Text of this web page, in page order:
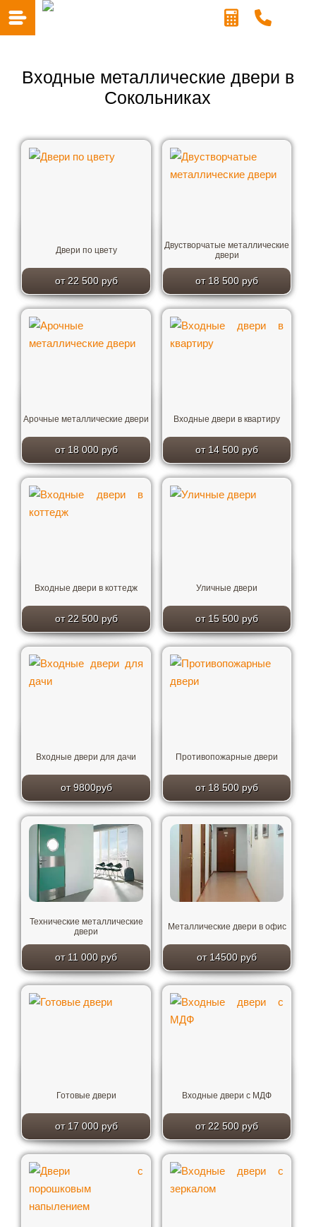
Входные металлические двери в
Сокольниках
Двери по цвету
от 22 500 руб
Двустворчатые металлические
двери
от 18 500 руб
Арочные металлические двери
от 18 000 руб
Входные двери в квартиру
от 14 500 руб
Входные двери в коттедж
от 22 500 руб
Уличные двери
от 15 500 руб
Входные двери для дачи
от 9800руб
Противопожарные двери
от 18 500 руб
Технические металлические
двери
от 11 000 руб
Металлические двери в офис
от 14500 руб
Готовые двери
от 17 000 руб
Входные двери с МДФ
от 22 500 руб